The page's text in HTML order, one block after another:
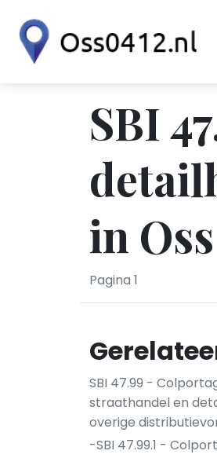
SBI
in Oss
Pagina 1
SBI 47.99 -
straathandel en
overige
-SBI 47.99.1 -